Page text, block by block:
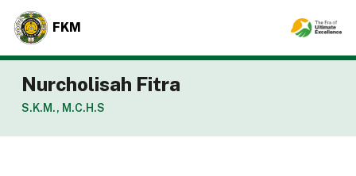
FKM
Nurcholisah Fitra
S.K.M., M.C.H.S